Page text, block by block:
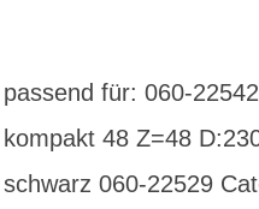
passend für: 060-
kompakt 48 Z=48
schwarz 060-22529